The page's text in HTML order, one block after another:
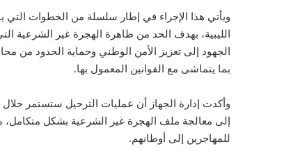
ويأتي هذا الإجراء في إطار سلسلة من الخطوات
الليبية، بهدف الحد من ظاهرة الهجرة غير الشرعية
الجهود إلى تعزيز الأمن الوطني وحماية الحدود من
بما يتماشى مع القوانين المعمول بها.
وأكدت إدارة الجهاز أن عمليات الترحيل ستستمر
إلى معالجة ملف الهجرة غير الشرعية بشكل متكامل،
للمهاجرين إلى أوطانهم.